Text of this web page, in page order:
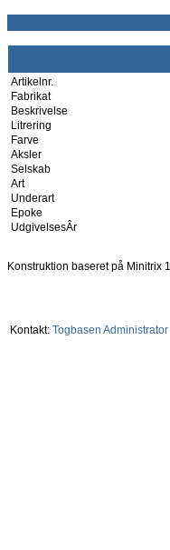
Artikelnr.
Fabrikat
Beskrivelse
Litrering
Farve
Aksler
Selskab
Art
Underart
Epoke
UdgivelsesÂr
Konstruktion baseret på Minitrix
Kontakt: Togbasen Administrator